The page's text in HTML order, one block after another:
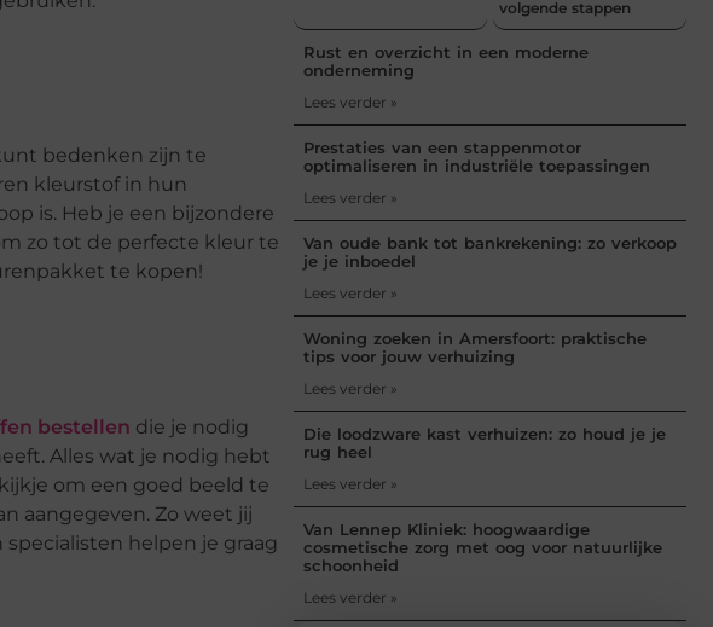
bedenken zijn te
kleurstof in hun
is. Heb je een bijzondere
zo tot de perfecte kleur te
te kopen!
bestellen die je nodig
Alles wat je nodig hebt
om een goed beeld te
aangegeven. Zo weet jij
helpen je graag
volgende stappen
Rust en overzicht in een moderne
onderneming
Lees verder »
Prestaties van een stappenmotor
optimaliseren in industriële toepassingen
Lees verder »
Van oude bank tot bankrekening: zo verkoop
je je inboedel
Lees verder »
Woning zoeken in Amersfoort: praktische
tips voor jouw verhuizing
Lees verder »
Die loodzware kast verhuizen: zo houd je je
rug heel
Lees verder »
Van Lennep Kliniek: hoogwaardige
cosmetische zorg met oog voor natuurlijke
schoonheid
Lees verder »